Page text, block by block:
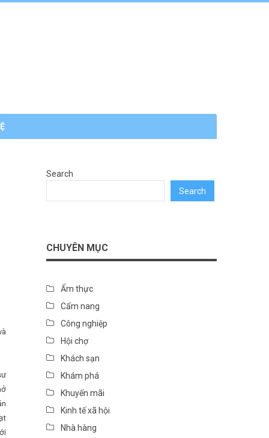
Search
Search
CHUYÊN MỤC
Ẩm thực
Cẩm nang
Công nghiệp
Hội chợ
Khách sạn
Khám phá
Khuyến mãi
Kinh tế xã hội
Nhà hàng